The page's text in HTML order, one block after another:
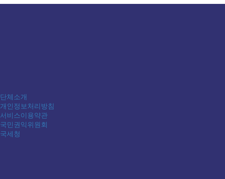
단체소개
개인정보처리방침
서비스이용약관
국민권익위원회
국세청